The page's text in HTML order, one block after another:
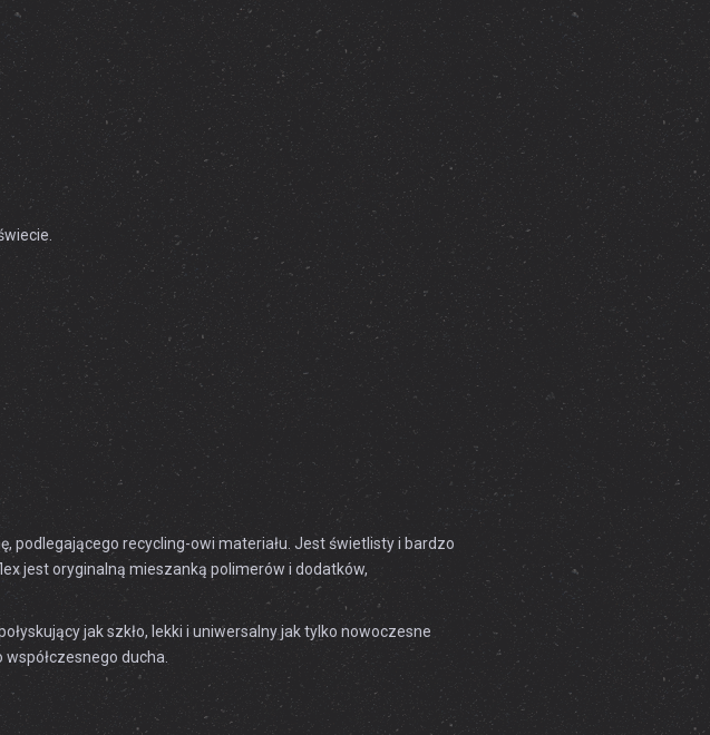
podlegającego recycling-owi materiału. Jest świetlisty i bardzo
jest oryginalną mieszanką polimerów i dodatków,
połyskujący jak szkło, lekki i uniwersalny jak tylko nowoczesne
ducha.